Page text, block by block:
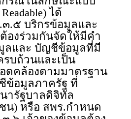
ได้
กรข้อมูลและ
องร่วมกันจัดให้มีคำ
ลและ บัญชีข้อมูลที่มี
บถ้วนและเป็น
ดคล้องตามมาตรฐาน
ข้อมูลภาครัฐ ที่
ารัฐบาลดิจิทัล
น) หรือ สพร.กำหนด